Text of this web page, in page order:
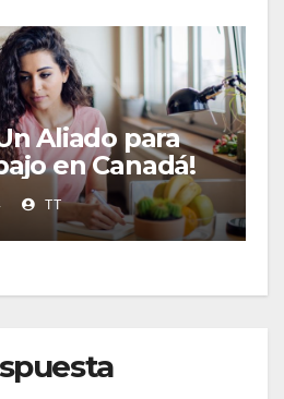
Aliado para
en Canadá!
TT